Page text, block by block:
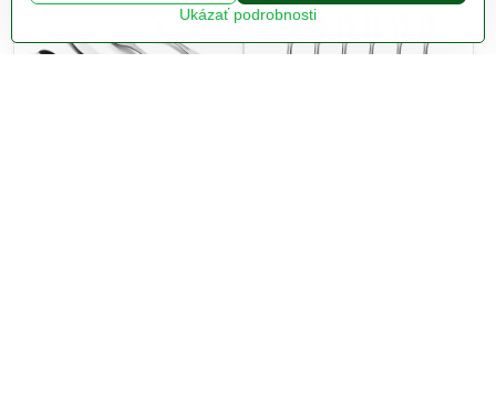
Ukázať podrobnosti